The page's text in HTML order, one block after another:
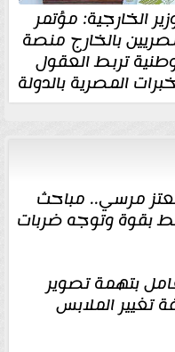
الخارجية: مؤتمر
بالخارج منصة
تربط العقول
المصرية بالدولة
معتز مرسي.. مباحث
بقوة وتوجه ضربات
بتهمة تصوير
تغيير الملابس